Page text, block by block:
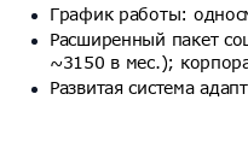
График работы:
Расширенный пакет
~3150 в мес.);
Развитая система